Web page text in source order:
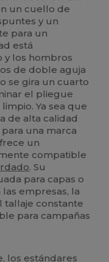
un cuello de
y un
para un
está
y los hombros
de doble aguja
se gira un cuarto
el pliegue
Ya sea que
de alta calidad
una marca
un
compatible
. Su
para capas o
empresas, la
tallaje constante
para campañas
los estándares